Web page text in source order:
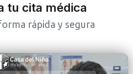
tu cita médica
rápida y segura